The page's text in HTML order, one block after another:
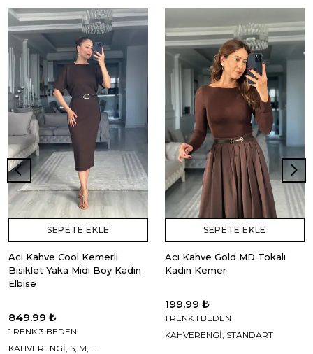
SEPETE EKLE
Acı Kahve Cool Kemerli
Bisiklet Yaka Midi Boy Kadın
Elbise
849.99 ₺
1 RENK 3 BEDEN
KAHVERENGİ, S, M, L
SEPETE EKLE
Acı Kahve Gold MD Tokalı
Kadın Kemer
199.99 ₺
1 RENK 1 BEDEN
KAHVERENGİ, STANDART